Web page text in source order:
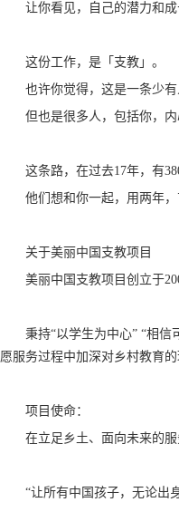
让你看见，自己的潜力和
这份工作，是「支教」。
也许你觉得，这是一条少
但也是很多人，包括你，
这条路，在过去17年，有
他们想和你一起，用两年
关于美丽中国支教项目
美丽中国支教项目创立于
秉持“以学生为中心” “相
愿服务过程中加深对乡村教育
项目使命：
在立足乡土、面向未来的
“让所有中国孩子，无论出